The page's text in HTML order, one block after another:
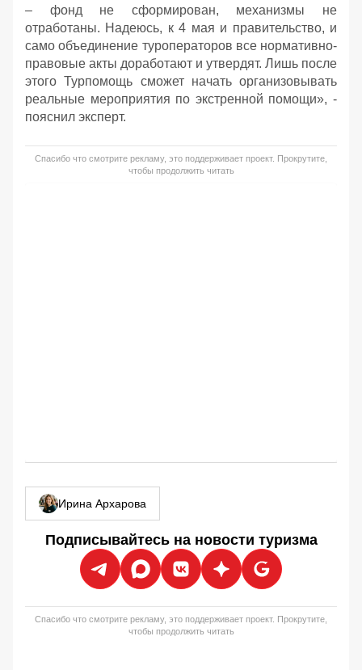
– фонд не сформирован, механизмы не
отработаны. Надеюсь, к 4 мая и правительство, и
само объединение туроператоров все нормативно-
правовые акты доработают и утвердят. Лишь после
этого Турпомощь сможет начать организовывать
реальные мероприятия по экстренной помощи», -
пояснил эксперт.
Спасибо что смотрите рекламу, это поддерживает проект. Прокрутите,
чтобы продолжить читать
Ирина Архарова
Подписывайтесь на новости туризма
Спасибо что смотрите рекламу, это поддерживает проект. Прокрутите,
чтобы продолжить читать